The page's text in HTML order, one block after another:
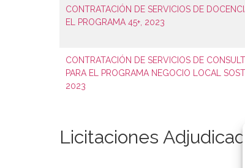
CONTRATACIÓN DE SERVICIOS DE
EL PROGRAMA 45+, 2023
CONTRATACIÓN DE SERVICIOS DE
PARA EL PROGRAMA NEGOCIO LOCAL
2023
Licitaciones